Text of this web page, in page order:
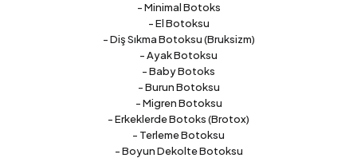
- Minimal Botoks
- El Botoksu
- Diş Sıkma Botoksu (Bruksizm)
- Ayak Botoksu
- Baby Botoks
- Burun Botoksu
- Migren Botoksu
- Erkeklerde Botoks (Brotox)
- Terleme Botoksu
- Boyun Dekolte Botoksu